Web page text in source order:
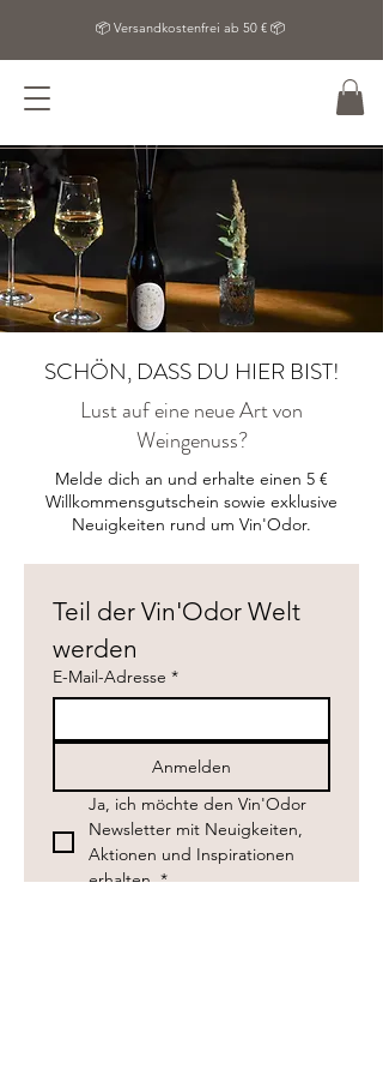
📦 Versandkostenfrei ab 50 € 📦
SCHÖN, DASS DU HIER BIST!
Lust auf eine neue Art von
Weingenuss?
Melde dich an und erhalte einen 5 €
Willkommensgutschein sowie exklusive
Neuigkeiten rund um Vin'Odor.
Teil der Vin'Odor Welt
werden
E-Mail-Adresse *
Anmelden
Ja, ich möchte den Vin'Odor
Newsletter mit Neuigkeiten,
Aktionen und Inspirationen
erhalten. *